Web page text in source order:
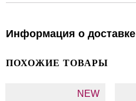
Информация о доставке
ПОХОЖИЕ ТОВАРЫ
NEW